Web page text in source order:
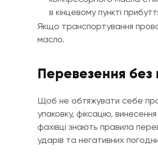
в кінцевому пункті
Якщо транспортування
масло.
Перевезення без
Щоб не обтяжувати себе
упаковку, фіксацію,
фахівці знають правила
ударів та негативних